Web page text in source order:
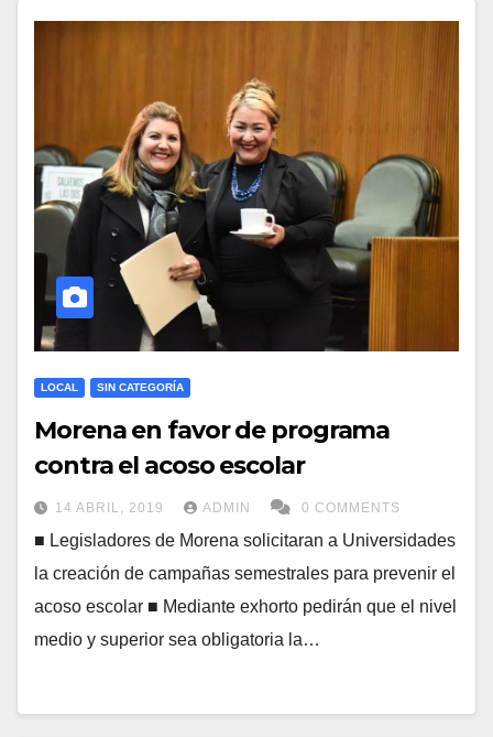
LOCAL SIN CATEGORÍA
Morena en favor de programa
contra el acoso escolar
14 ABRIL, 2019 ADMIN 0 COMMENTS
■ Legisladores de Morena solicitaran a Universidades
la creación de campañas semestrales para prevenir el
acoso escolar ■ Mediante exhorto pedirán que el nivel
medio y superior sea obligatoria la…